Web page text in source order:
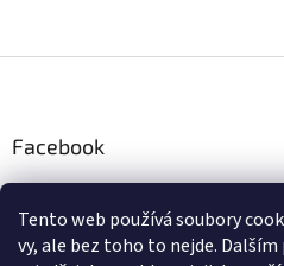
Tento web používá soubory
vy, ale bez toho to nejde.
í
Facebook
Instagram